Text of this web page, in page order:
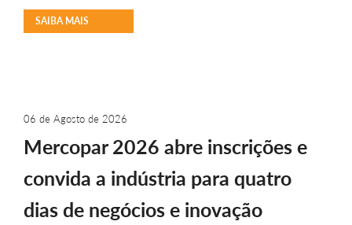
SAIBA MAIS
06 de Agosto de 2026
Mercopar 2026 abre inscrições e
convida a indústria para quatro
dias de negócios e inovação